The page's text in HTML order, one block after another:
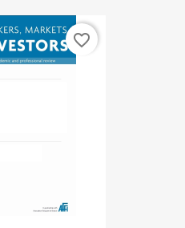
favorite_border